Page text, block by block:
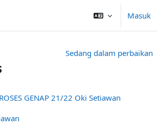
Masuk
Sedang dalam perbaikan
GENAP 21/22 Oki Setiawan